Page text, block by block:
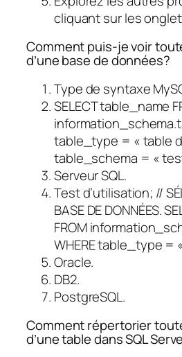
cliquant sur les
Comment puis-je voir
d’une base de données?
Type de syntaxe
SELECT table_name
table_type = « table
table_schema = «
Serveur SQL.
Test d’utilisation; //
BASE DE DONNÉES.
FROM
WHERE table_type =
Oracle.
DB2.
PostgreSQL.
Comment répertorier
d’une table dans SQL